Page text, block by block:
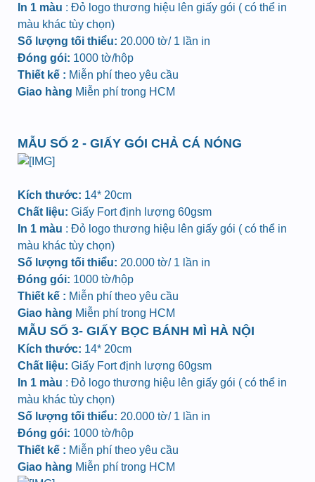
In 1 màu : Đỏ logo thương hiệu lên giấy gói ( có thể in
màu khác tùy chọn)
Số lượng tối thiểu: 20.000 tờ/ 1 lần in
Đóng gói: 1000 tờ/hộp
Thiết kế : Miễn phí theo yêu cầu
Giao hàng Miễn phí trong HCM
MẪU SỐ 2 - GIẤY GÓI CHẢ CÁ NÓNG
Kích thước: 14* 20cm
Chất liệu: Giấy Fort định lượng 60gsm
In 1 màu : Đỏ logo thương hiệu lên giấy gói ( có thể in
màu khác tùy chọn)
Số lượng tối thiểu: 20.000 tờ/ 1 lần in
Đóng gói: 1000 tờ/hộp
Thiết kế : Miễn phí theo yêu cầu
Giao hàng Miễn phí trong HCM
MẪU SỐ 3- GIẤY BỌC BÁNH MÌ HÀ NỘI
Kích thước: 14* 20cm
Chất liệu: Giấy Fort định lượng 60gsm
In 1 màu : Đỏ logo thương hiệu lên giấy gói ( có thể in
màu khác tùy chọn)
Số lượng tối thiểu: 20.000 tờ/ 1 lần in
Đóng gói: 1000 tờ/hộp
Thiết kế : Miễn phí theo yêu cầu
Giao hàng Miễn phí trong HCM